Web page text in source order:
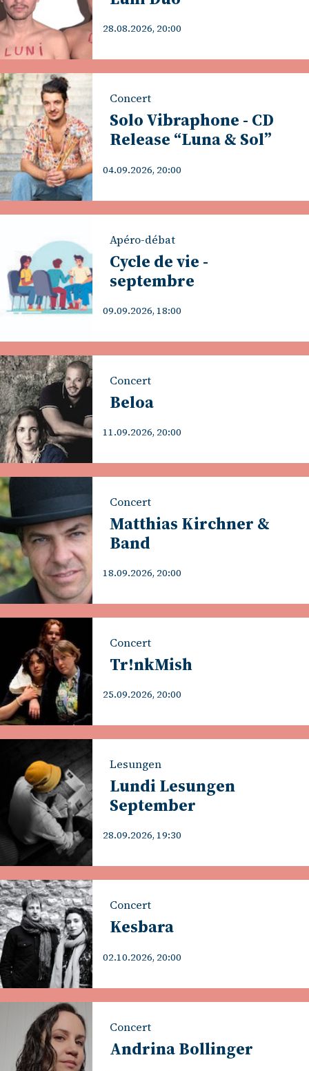
28.08.2026, 20:00
Concert
Solo Vibraphone - CD
Release “Luna & Sol”
04.09.2026, 20:00
Apéro-débat
Cycle de vie -
septembre
09.09.2026, 18:00
Concert
Beloa
11.09.2026, 20:00
Concert
Matthias Kirchner &
Band
18.09.2026, 20:00
Concert
Tr!nkMish
25.09.2026, 20:00
Lesungen
Lundi Lesungen
September
28.09.2026, 19:30
Concert
Kesbara
02.10.2026, 20:00
Concert
Andrina Bollinger